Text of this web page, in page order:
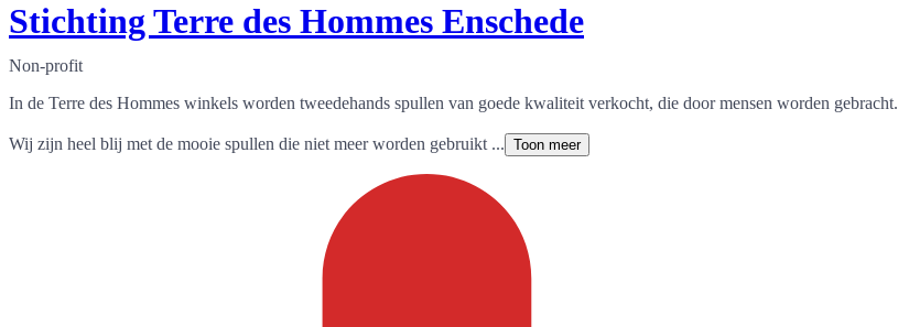
Stichting Terre des Hommes Enschede
Non-profit
In de Terre des Hommes winkels worden tweedehands spullen van goede kwaliteit verkocht, die door mensen worden gebracht.
Wij zijn heel blij met de mooie spullen die niet meer worden gebruikt ... Toon meer